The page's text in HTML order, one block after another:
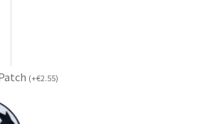
(+€2.55)